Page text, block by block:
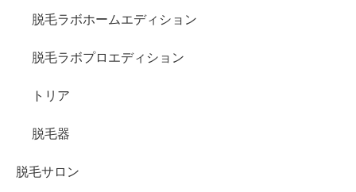
脱毛ラボホームエディション
脱毛ラボプロエディション
トリア
脱毛器
脱毛サロン